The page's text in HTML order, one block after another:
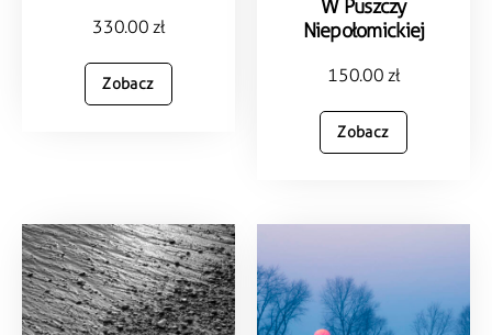
330.00zł
Zobacz
W Puszczy
Niepołomickiej
150.00zł
Zobacz